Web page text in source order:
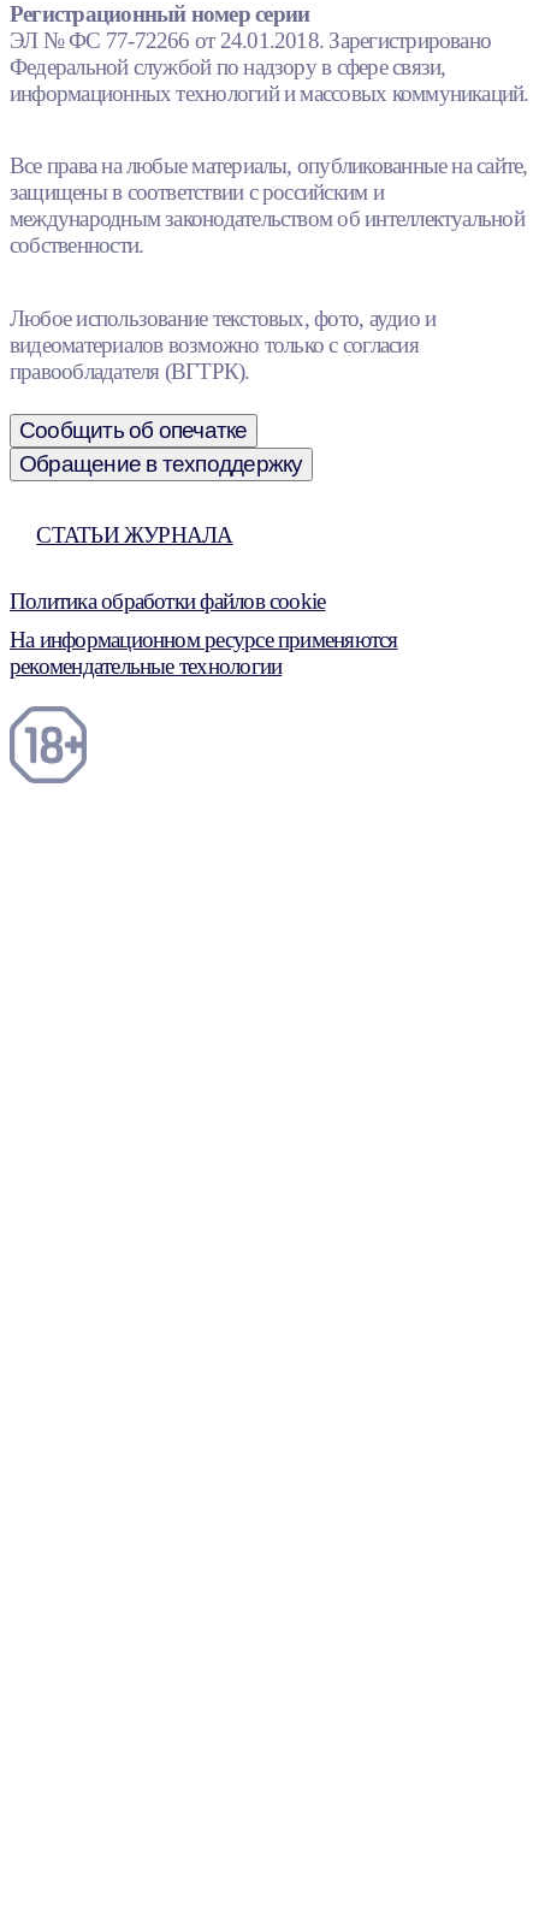
Регистрационный номер серии
ЭЛ № ФС 77-72266 от 24.01.2018. Зарегистрировано
Федеральной службой по надзору в сфере связи,
информационных технологий и массовых коммуникаций.
Все права на любые материалы, опубликованные на сайте,
защищены в соответствии с российским и
международным законодательством об интеллектуальной
собственности.
Любое использование текстовых, фото, аудио и
видеоматериалов возможно только с согласия
правообладателя (ВГТРК).
Сообщить об опечатке
Обращение в техподдержку
СТАТЬИ ЖУРНАЛА
Политика обработки файлов cookie
На информационном ресурсе применяются
рекомендательные технологии